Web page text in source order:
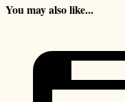
You may also like...